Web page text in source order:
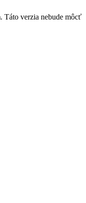
Táto verzia nebude môcť